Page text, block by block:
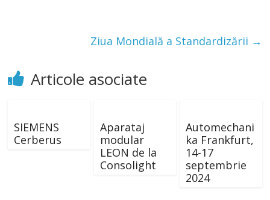
Ziua Mondială a Standardizării →
Articole asociate
SIEMENS
Cerberus
Aparataj
modular
LEON de la
Consolight
Automechani
ka Frankfurt,
14-17
septembrie
2024